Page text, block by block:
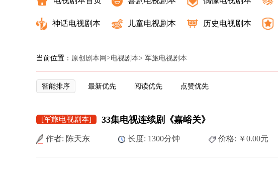
神话电视剧本 儿童电视剧本 历史电视剧本
当前位置： 原创剧本网 >电视剧本> 军旅电视剧本
智能排序 最新优先 阅读优先 点赞优先
[军旅电视剧本] 33集电视连续剧《嘉峪关》
作者: 陈天东 长度: 1300分钟 价格: ￥0.00元